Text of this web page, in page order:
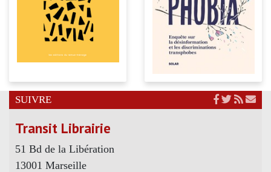
SUIVRE
Transit Librairie
51 Bd de la Libération
13001 Marseille